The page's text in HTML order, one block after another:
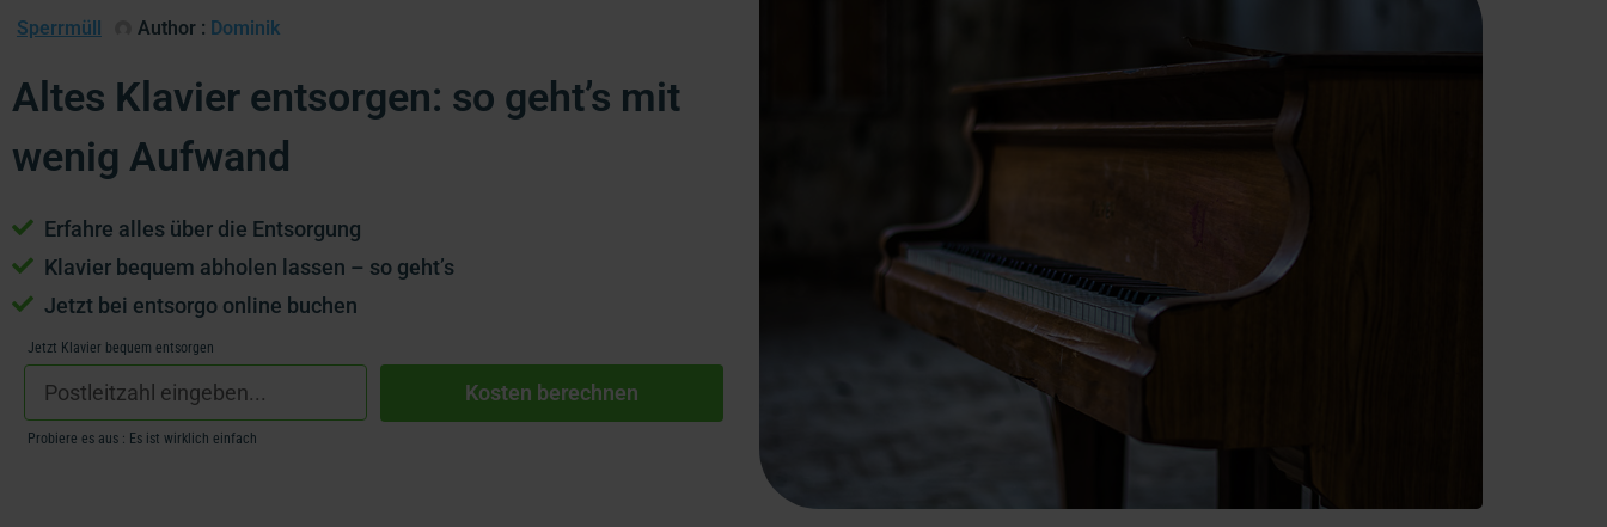
Sperrmüll Author : Dominik
Altes Klavier entsorgen: so geht’s mit
wenig Aufwand
Erfahre alles über die Entsorgung
Klavier bequem abholen lassen – so geht’s
Jetzt bei entsorgo online buchen
Jetzt Klavier bequem entsorgen
Kosten berechnen
Probiere es aus : Es ist wirklich einfach